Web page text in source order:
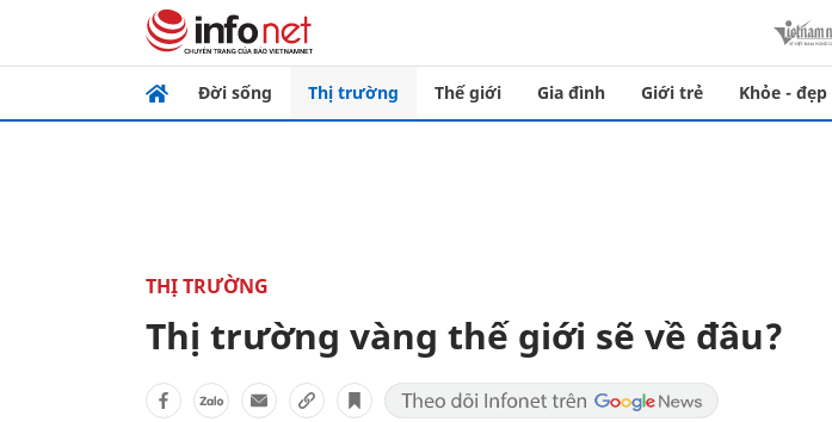
Đời sống Thị trường Thế giới Gia đình Giới trẻ Khỏe - đẹp
THỊ TRƯỜNG
Thị trường vàng thế giới sẽ về đâu?